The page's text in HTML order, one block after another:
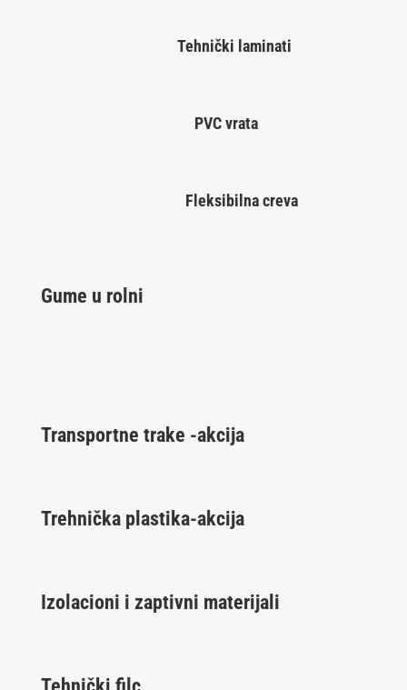
Tehnički laminati
PVC vrata
Fleksibilna creva
Gume u rolni
Transportne trake -akcija
Trehnička plastika-akcija
Izolacioni i zaptivni materijali